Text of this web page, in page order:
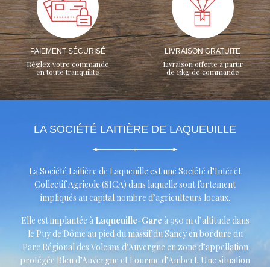
PAIEMENT SÉCURISÉ
Règlez votre commande
en toute tranquilité
LIVRAISON GRATUITE
Livraison offerte à partir
de 15kg de commande
LA SOCIÉTÉ LAITIÈRE DE LAQUEUILLE
La Société Laitière de Laqueuille est une Société d’Intérêt
Collectif Agricole (SICA) dans laquelle sont fortement
impliqués au capital nombre d’agriculteurs locaux.
Elle est implantée à Laqueuille-Gare à 950 m d’altitude dans
le Puy de Dôme au pied du massif du Sancy en bordure du
Parc Régional des Volcans d’Auvergne en zone d’appellation
protégée Bleu d’Auvergne et Fourme d’Ambert. Une situation